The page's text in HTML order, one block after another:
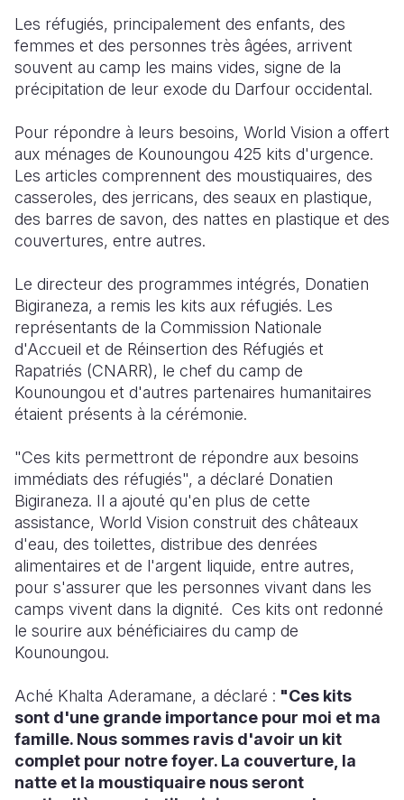
Les réfugiés, principalement des enfants, des
femmes et des personnes très âgées, arrivent
souvent au camp les mains vides, signe de la
précipitation de leur exode du Darfour occidental.
Pour répondre à leurs besoins, World Vision a offert
aux ménages de Kounoungou 425 kits d'urgence.
Les articles comprennent des moustiquaires, des
casseroles, des jerricans, des seaux en plastique,
des barres de savon, des nattes en plastique et des
couvertures, entre autres.
Le directeur des programmes intégrés, Donatien
Bigiraneza, a remis les kits aux réfugiés. Les
représentants de la Commission Nationale
d'Accueil et de Réinsertion des Réfugiés et
Rapatriés (CNARR), le chef du camp de
Kounoungou et d'autres partenaires humanitaires
étaient présents à la cérémonie.
"Ces kits permettront de répondre aux besoins
immédiats des réfugiés", a déclaré Donatien
Bigiraneza. Il a ajouté qu'en plus de cette
assistance, World Vision construit des châteaux
d'eau, des toilettes, distribue des denrées
alimentaires et de l'argent liquide, entre autres,
pour s'assurer que les personnes vivant dans les
camps vivent dans la dignité. Ces kits ont redonné
le sourire aux bénéficiaires du camp de
Kounoungou.
Aché Khalta Aderamane, a déclaré : "Ces kits
sont d'une grande importance pour moi et ma
famille. Nous sommes ravis d'avoir un kit
complet pour notre foyer. La couverture, la
natte et la moustiquaire nous seront